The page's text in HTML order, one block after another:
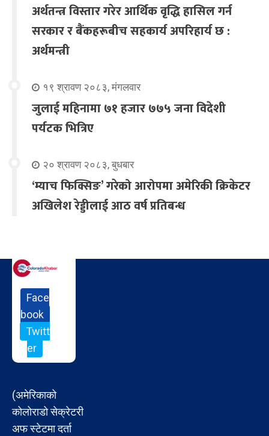
अर्थतन्त्र विस्तार गरेर आर्थिक वृद्धि हासिल गर्न
सरकार र बैंकहरूबीच सहकार्य अपरिहार्य छ :
अर्थमन्त्री
१९ श्रावण २०८३, मंगलवार
जुलाई महिनामा ७१ हजार ७७५ जना विदेशी
पर्यटक भित्रिए
२० श्रावण २०८३, बुधबार
‘म्याच फिक्सिङ’ गरेको आरोपमा अमेरिकी क्रिकेटर
अखिलेश रेड्डीलाई आठ वर्ष प्रतिबन्ध
Face
book
Twitt
er
(अमेरिकाको
कोलोराडो सेक्रेटरी
अफ स्टेटमा दर्ता